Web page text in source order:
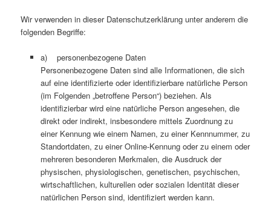
Wir verwenden in dieser Datenschutzerklärung unter anderem die
folgenden Begriffe:
a) personenbezogene Daten
Personenbezogene Daten sind alle Informationen, die sich
auf eine identifizierte oder identifizierbare natürliche Person
(im Folgenden „betroffene Person“) beziehen. Als
identifizierbar wird eine natürliche Person angesehen, die
direkt oder indirekt, insbesondere mittels Zuordnung zu
einer Kennung wie einem Namen, zu einer Kennnummer, zu
Standortdaten, zu einer Online-Kennung oder zu einem oder
mehreren besonderen Merkmalen, die Ausdruck der
physischen, physiologischen, genetischen, psychischen,
wirtschaftlichen, kulturellen oder sozialen Identität dieser
natürlichen Person sind, identifiziert werden kann.